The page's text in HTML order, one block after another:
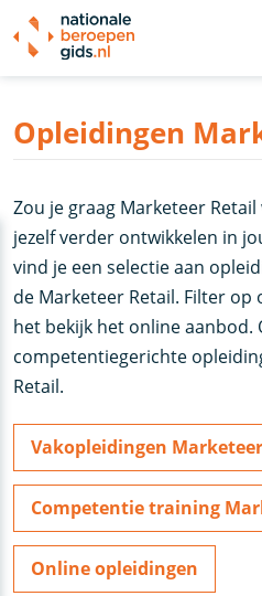
Opleidingen
Zou je graag Marketeer
jezelf verder ontwikkelen in
vind je een selectie aan
de Marketeer Retail. Filter
het bekijk het online aanbod.
competentiegerichte
Retail.
Vakopleidingen
Competentie training
Online opleidingen